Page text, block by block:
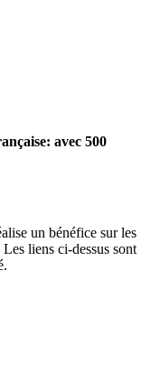
avec 500
un bénéfice sur les
liens ci-dessus sont